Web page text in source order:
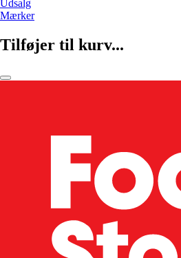
Udsalg
Mærker
Tilføjer til kurv...